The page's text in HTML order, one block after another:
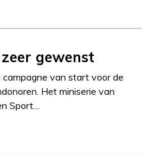
gewenst
van start voor de
Het miniserie van
Sport…